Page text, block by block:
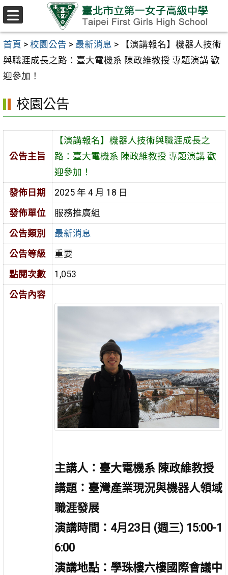
跳至主要內容區
首頁 > 校園公告 > 最新消息 >
【演講報名】機器人技術
與職涯成長之路：臺大電機系 陳政維教授 專題演講 歡
迎參加！
校園公告
公告主旨
【演講報名】機器人技術與職涯成長之
路：臺大電機系 陳政維教授 專題演講 歡
迎參加！
發佈日期
2025 年 4 月 18 日
發佈單位
服務推廣組
公告類別
最新消息
公告等級
重要
點閱次數
1,053
公告內容
主講人：臺大電機系 陳政維教授
講題：臺灣產業現況與機器人領域
職涯發展
演講時間：4月23日 (週三) 15:00-1
6:00
演講地點：學珠樓六樓國際會議中
選
單